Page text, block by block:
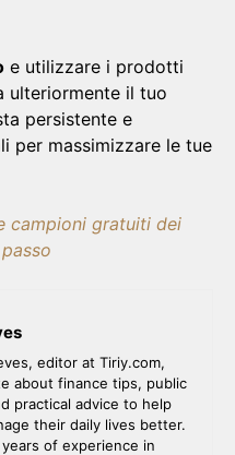
e utilizzare i prodotti
ulteriormente il tuo
persistente e
per massimizzare le tue
campioni gratuiti dei
editor at Tiriy.com,
about finance tips, public
practical advice to help
their daily lives better.
of experience in